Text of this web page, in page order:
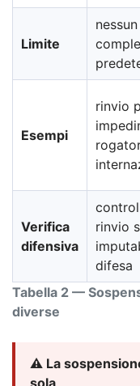
Tabella 2 —
diverse
Limite
Esempi
rinvio
Verifica
difensiva
rinvio
difesa
⚠️ La
sola